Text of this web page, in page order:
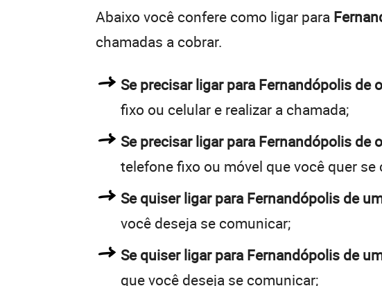
Abaixo você confere como ligar para
chamadas a cobrar.
Se precisar ligar para Fernandópolis
fixo ou celular e realizar a chamada;
Se precisar ligar para Fernandópolis de
telefone fixo ou móvel que você quer se
Se quiser ligar para Fernandópolis de
você deseja se comunicar;
Se quiser ligar para Fernandópolis de
que você deseja se comunicar;